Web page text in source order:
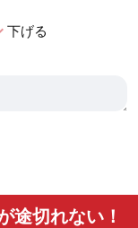
下げる
途切れない！